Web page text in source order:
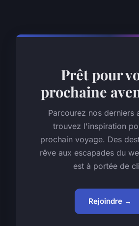
Prêt pour
prochaine
Parcourez nos derniers
trouvez l'inspiration
prochain voyage. Des
rêve aux escapades du
est à portée de
Rejoindre →